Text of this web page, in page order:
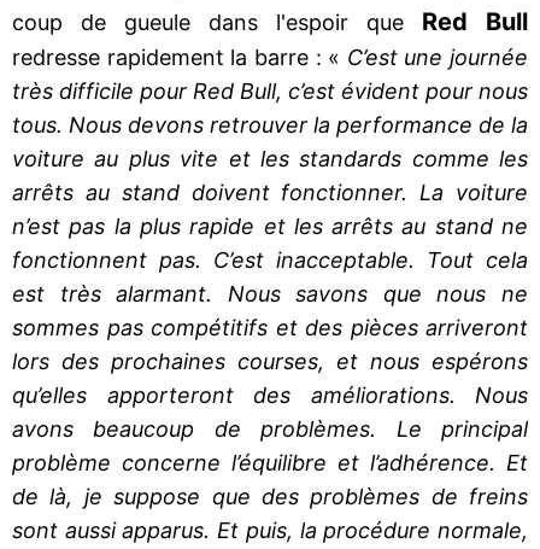
coup de gueule dans l'espoir que Red Bull
redresse rapidement la barre : « C’est une journée
très difficile pour Red Bull, c’est évident pour nous
tous. Nous devons retrouver la performance de la
voiture au plus vite et les standards comme les
arrêts au stand doivent fonctionner. La voiture
n’est pas la plus rapide et les arrêts au stand ne
fonctionnent pas. C’est inacceptable. Tout cela
est très alarmant. Nous savons que nous ne
sommes pas compétitifs et des pièces arriveront
lors des prochaines courses, et nous espérons
qu’elles apporteront des améliorations. Nous
avons beaucoup de problèmes. Le principal
problème concerne l’équilibre et l’adhérence. Et
de là, je suppose que des problèmes de freins
sont aussi apparus. Et puis, la procédure normale,